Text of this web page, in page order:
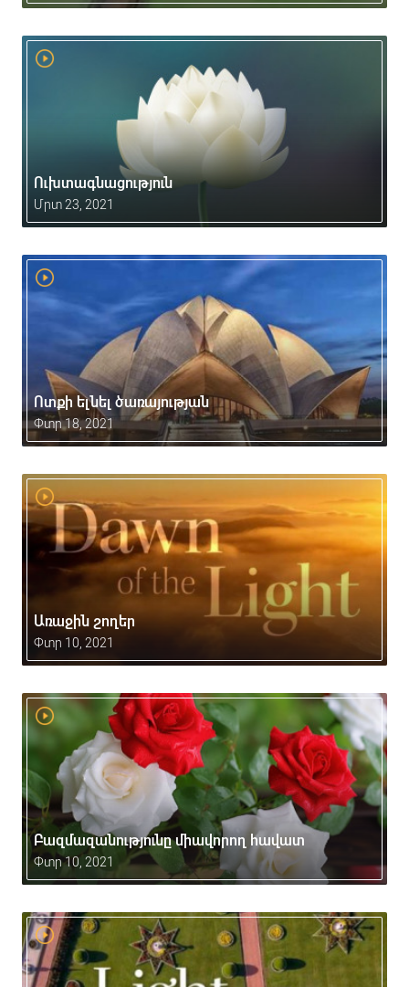
Ուխտագնացություն
Մրտ 23, 2021
Ոտքի ելնել ծառայության
Փտր 18, 2021
Առաջին շողեր
Փտր 10, 2021
Բազմազանությունը միավորող հավատ
Փտր 10, 2021